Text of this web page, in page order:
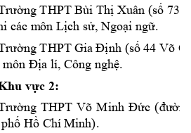
ng THPT Bùi Thị Xuân (số 73
các môn Lịch sử, Ngoại ngữ.
ng THPTGia Định (số 44 Võ
ôn Địa lí, Công nghệ.
vực 2:
THPT Võ Minh Đức (
ố Hồ Chí Minh).